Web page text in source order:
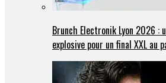
Brunch Electronik Lyon 2026 :
explosive pour un final XXL au